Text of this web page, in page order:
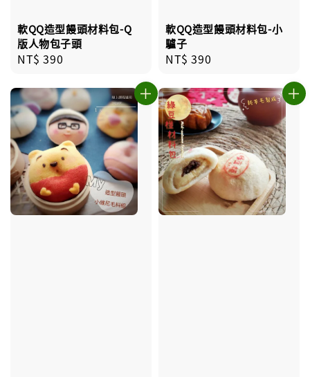
軟QQ造型饅頭材料包-Q
版人物包子頭
Regular
NT$ 390
軟QQ造型饅頭材料包-小
驢子
Regular
NT$ 390